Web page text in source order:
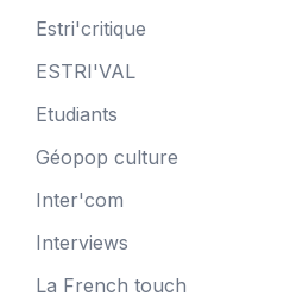
Estri'critique
ESTRI'VAL
Etudiants
Géopop culture
Inter'com
Interviews
La French touch